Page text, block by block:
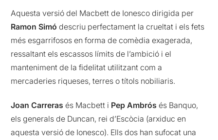
Aquesta versió del Macbett de Ionesco dirigida per
Ramon Simó descriu perfectament la crueltat i els fets
més esgarrifosos en forma de comèdia exagerada,
ressaltant els escassos límits de l’ambició i el
manteniment de la fidelitat utilitzant com a
mercaderies riqueses, terres o títols nobiliaris.
Joan Carreras és Macbett i Pep Ambrós és Banquo,
els generals de Duncan, rei d’Escòcia (arxiduc en
aquesta versió de Ionesco). Ells dos han sufocat una